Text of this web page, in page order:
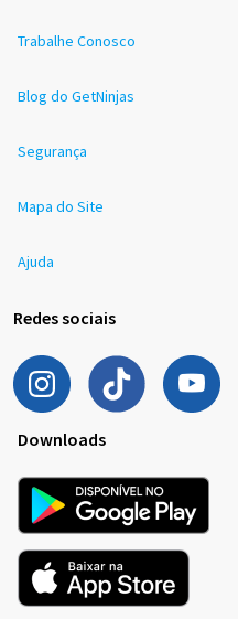
Trabalhe Conosco
Blog do GetNinjas
Segurança
Mapa do Site
Ajuda
Redes sociais
Downloads